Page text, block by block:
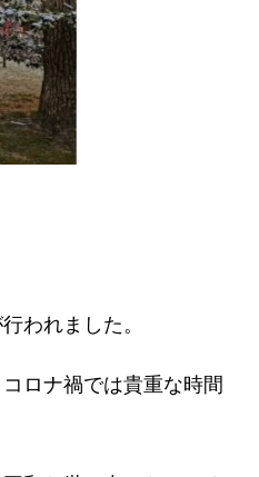
われました。
ロナ禍では貴重な時間